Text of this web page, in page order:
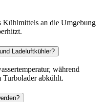
Kühlmittels an die Umgebung
Ladeluftkühler?
während
abkühlt.